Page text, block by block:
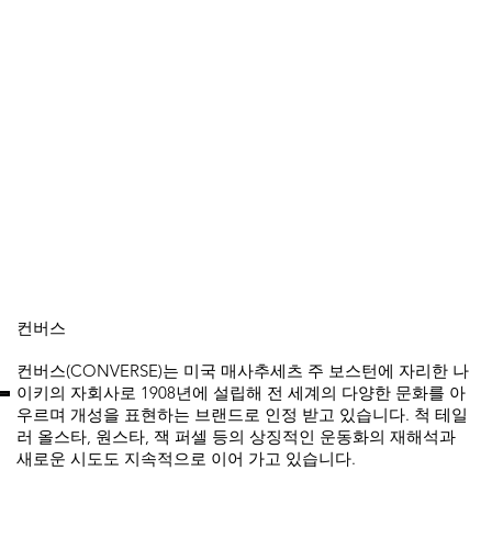
컨버스
컨버스(CONVERSE)는 미국 매사추세츠 주 보스턴에 자리한 나
이키의 자회사로 1908년에 설립해 전 세계의 다양한 문화를 아
우르며 개성을 표현하는 브랜드로 인정 받고 있습니다. 척 테일
러 올스타, 원스타, 잭 퍼셀 등의 상징적인 운동화의 재해석과
새로운 시도도 지속적으로 이어 가고 있습니다.